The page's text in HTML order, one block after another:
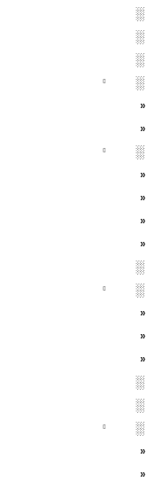
░
░
░
░
░
░
░
░
░
░